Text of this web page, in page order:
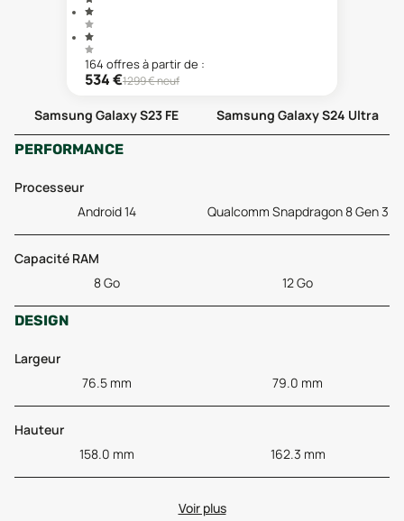
164 offresà partir de :
534€1299€ neuf
Samsung Galaxy S23 FE
Samsung Galaxy S24 Ultra
PERFORMANCE
Processeur
Android 14
Qualcomm Snapdragon 8 Gen 3
Capacité RAM
8 Go
12 Go
DESIGN
Largeur
76.5 mm
79.0 mm
Hauteur
158.0 mm
162.3 mm
Voir plus